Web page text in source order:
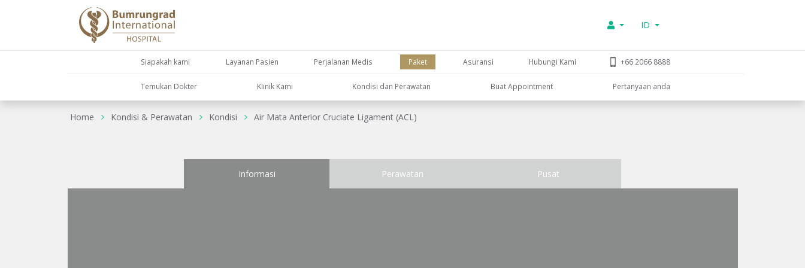
ID
Siapakah kami Layanan Pasien Perjalanan Medis Paket Asuransi Hubungi Kami +66 2066 8888
Temukan Dokter KIinik Kami Kondisi dan Perawatan Buat Appointment Pertanyaan anda
Home Kondisi & Perawatan Kondisi Air Mata Anterior Cruciate Ligament (ACL)
Informasi Perawatan Pusat